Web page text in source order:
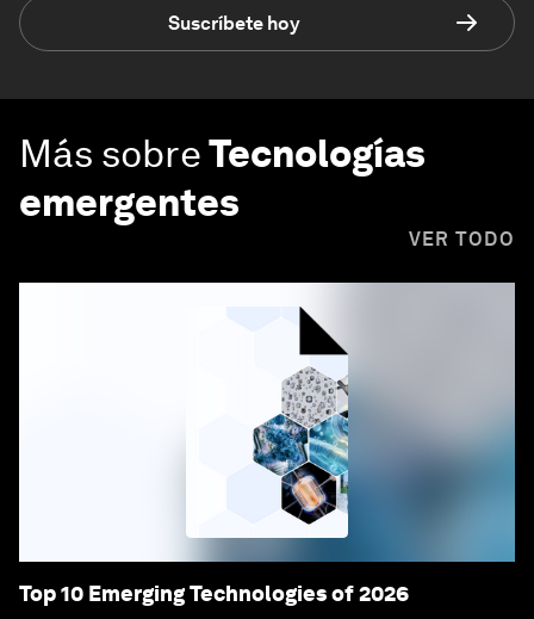
Suscríbete hoy
Más sobreTecnologías
emergentes
VER TODO
Top 10 Emerging Technologies of 2026